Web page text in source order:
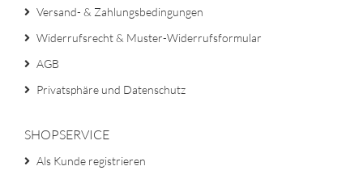
Versand- & Zahlungsbedingungen
Widerrufsrecht & Muster-Widerrufsformular
AGB
Privatsphäre und Datenschutz
SHOPSERVICE
Als Kunde registrieren